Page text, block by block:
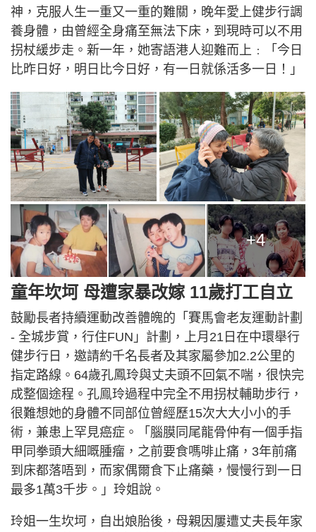
神，克服人生一重又一重的難關，晚年愛上健步行調
養身體，由曾經全身痛至無法下床，到現時可以不用
拐杖緩步走。新一年，她寄語港人迎難而上﹕「今日
比昨日好，明日比今日好，有一日就係活多一日！」
+4
童年坎坷 母遭家暴改嫁 11歲打工自立
鼓勵長者持續運動改善體魄的「賽馬會老友運動計劃
- 全城步賞，行住FUN」計劃，上月21日在中環舉行
健步行日，邀請約千名長者及其家屬參加2.2公里的
指定路線。64歲孔鳳玲與丈夫頭不回氣不喘，很快完
成整個途程。孔鳯玲過程中完全不用拐杖輔助步行，
很難想她的身體不同部位曾經歷15次大大小小的手
術，兼患上罕見癌症。「腦膜同尾龍骨仲有一個手指
甲同拳頭大細嘅腫瘤，之前要食嗎啡止痛，3年前痛
到床都落唔到，而家偶爾食下止痛藥，慢慢行到一日
最多1萬3千步。」玲姐說。
玲姐一生坎坷，自出娘胎後，母親因屢遭丈夫長年家